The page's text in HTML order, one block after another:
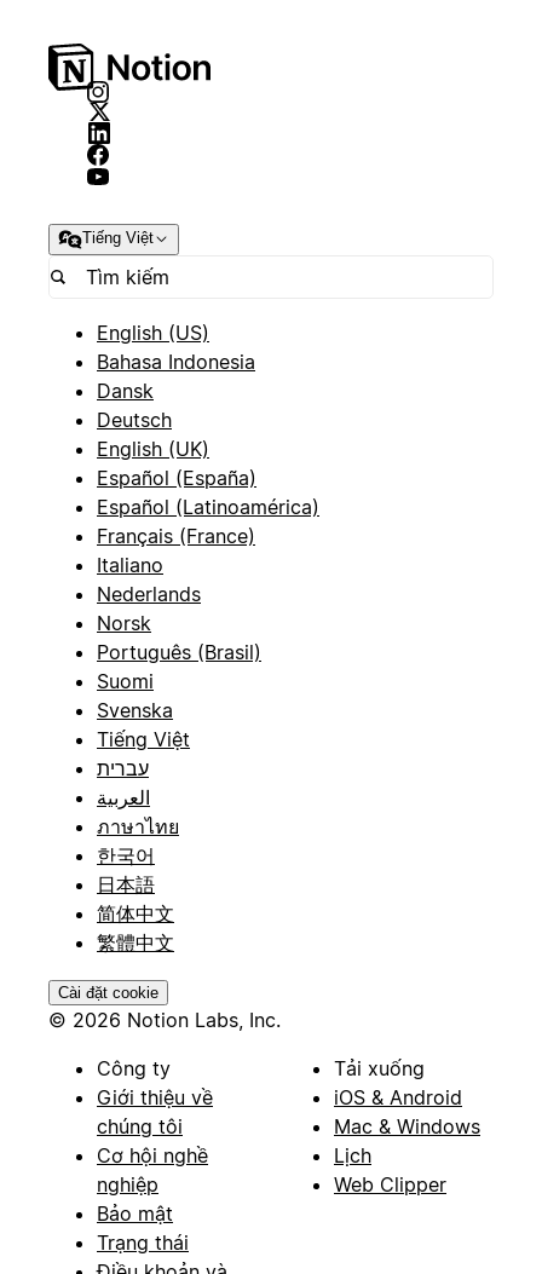
Tiếng Việt
English (US)
Bahasa Indonesia
Dansk
Deutsch
English (UK)
Español (España)
Español (Latinoamérica)
Français (France)
Italiano
Nederlands
Norsk
Português (Brasil)
Suomi
Svenska
Tiếng Việt
עברית
العربية
ภาษาไทย
한국어
日本語
简体中文
繁體中文
Cài đặt cookie
© 2026 Notion Labs, Inc.
Công ty
Giới thiệu về
chúng tôi
Cơ hội nghề
nghiệp
Bảo mật
Trạng thái
Tải xuống
iOS & Android
Mac & Windows
Lịch
Web Clipper